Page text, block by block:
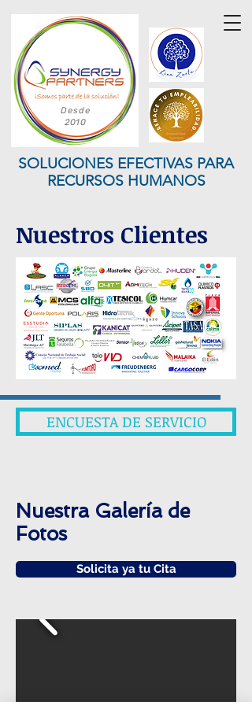
SOLUCIONES EFECTIVAS PARA
RECURSOS HUMANOS
Desde
2010
Nuestros Clientes
ENCUESTA DE SERVICIO
Nuestra Galería de
Fotos
Solicita ya tu Cita